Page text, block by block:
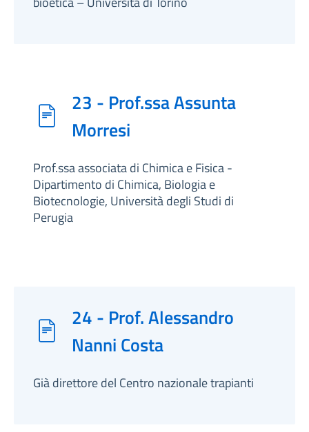
23 - Prof.ssa Assunta
Morresi
Prof.ssa associata di Chimica e Fisica -
Dipartimento di Chimica, Biologia e
Biotecnologie, Università degli Studi di
Perugia
24 - Prof. Alessandro
Nanni Costa
Già direttore del Centro nazionale trapianti